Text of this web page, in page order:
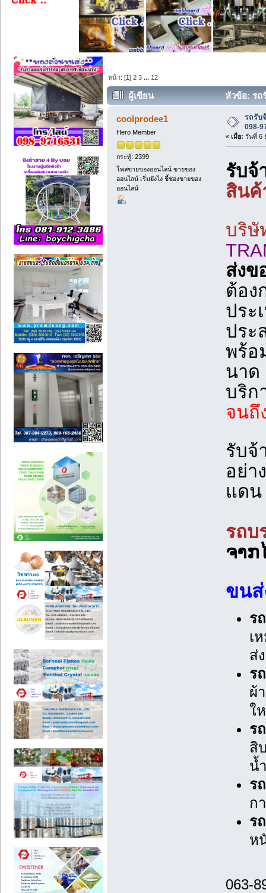
หน้า: [1]2 3 ... 12
ผู้เขียน
หัวข้อ: รถ
(อ่าน 1405 ครั้ง)
coolprodee1
Hero Member
กระทู้: 2399
โพสขายของออนไลน์ ขายของ
ออนไลน์ เริ่มยังไง ชี้ช่องขายของ
ออนไลน์
รถรับ
098-
« เมื่อ: วันที่ 6
รับจ้
สินค้
บริษั
ส่งข
ต้อง
ประ
ประ
พร้อ
นาด
บริก
จนถึ
รับจ้
อย่า
แดน
รถบ
ຈາກ
ขนส่
ร
เ
ส่
ร
ผ้
ใ
ร
สิ
น้
ร
ก
ร
ห
063-